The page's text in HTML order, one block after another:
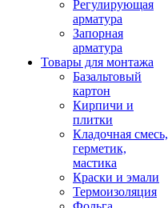
Регулирующая
арматура
Запорная
арматура
Товары для монтажа
Базальтовый
картон
Кирпичи и
плитки
Кладочная смесь,
герметик,
мастика
Краски и эмали
Термоизоляция